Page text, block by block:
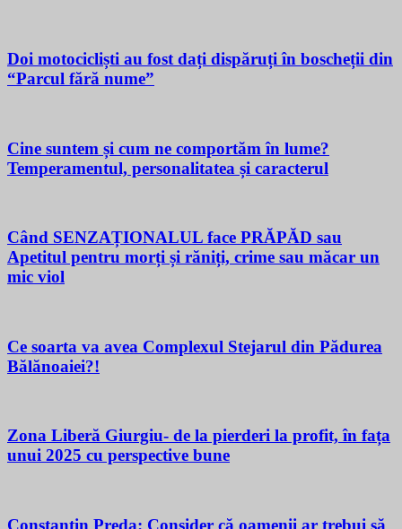
Doi motocicliști au fost dați dispăruți în boscheții din
“Parcul fără nume”
Cine suntem și cum ne comportăm în lume?
Temperamentul, personalitatea și caracterul
Când SENZAȚIONALUL face PRĂPĂD sau
Apetitul pentru morți și răniți, crime sau măcar un
mic viol
Ce soarta va avea Complexul Stejarul din Pădurea
Bălănoaiei?!
Zona Liberă Giurgiu- de la pierderi la profit, în fața
unui 2025 cu perspective bune
Constantin Preda: Consider că oamenii ar trebui să